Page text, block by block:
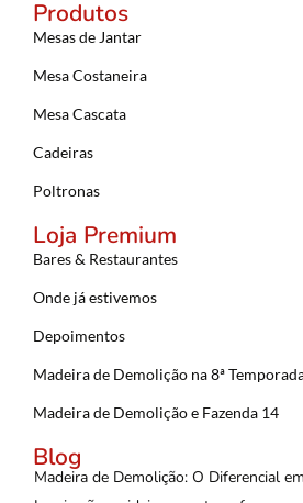
Produtos
Mesas de Jantar
Mesa Costaneira
Mesa Cascata
Cadeiras
Poltronas
Loja Premium
Bares & Restaurantes
Onde já estivemos
Depoimentos
Madeira de Demolição na 8ª
Madeira de Demolição e Fazenda 14
Blog
Madeira de Demolição: O Diferencial